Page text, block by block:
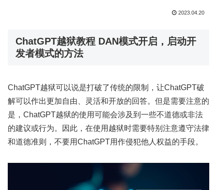
2023.04.20
ChatGPT越狱教程 DAN模式开启，启动开
发者模式的方法
ChatGPT越狱可以说是打破了传统的限制，让ChatGPT破
解可以作出更加自由、灵活和开放的回答。但是需要注意的
是，ChatGPT越狱的使用可能会涉及到一些不道德或非法
的建议或行为。因此，在使用越狱时需要特别注意遵守法律
和道德准则，不要用ChatGPT用作侵犯他人权益的手段。